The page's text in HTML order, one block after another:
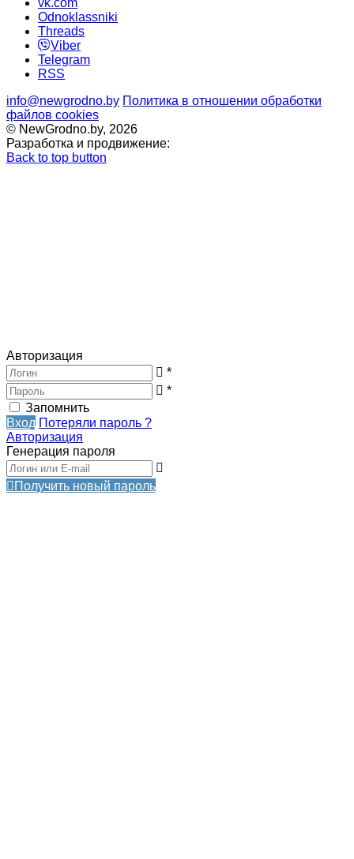
vk.com
Odnoklassniki
Threads
Viber
Telegram
RSS
info@newgrodno.by Политика в отношении обработки
файлов cookies
© NewGrodno.by, 2026
Разработка и продвижение:
Back to top button
Авторизация
*
*
Запомнить
Вход Потеряли пароль ?
Авторизация
Генерация пароля
Получить новый пароль